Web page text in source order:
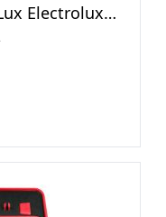
Electrolux
warenkorb